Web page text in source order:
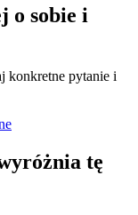
o sobie i
konkretne pytanie i
tę